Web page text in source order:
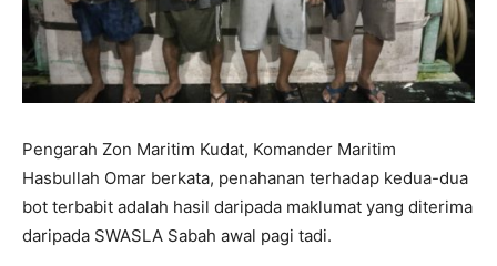
Pengarah Zon Maritim Kudat, Komander Maritim
Hasbullah Omar berkata, penahanan terhadap kedua-dua
bot terbabit adalah hasil daripada maklumat yang diterima
daripada SWASLA Sabah awal pagi tadi.